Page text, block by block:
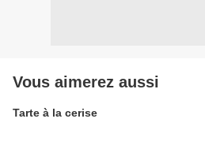
Vous aimerez aussi
Tarte à la cerise